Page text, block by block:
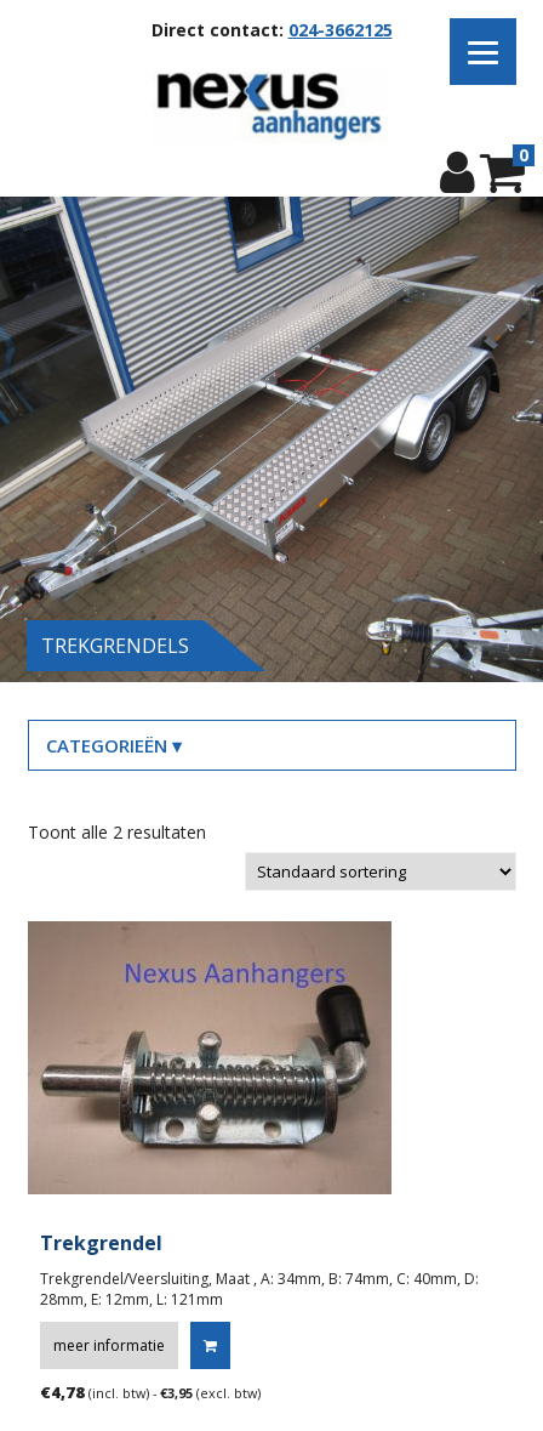
Direct contact: 024-3662125
0
TREKGRENDELS
Toont alle 2 resultaten
Trekgrendel
Trekgrendel/Veersluiting, Maat , A: 34mm, B: 74mm, C: 40mm, D:
28mm, E: 12mm, L: 121mm
meer informatie
€4,78 (incl. btw) - €3,95(excl. btw)